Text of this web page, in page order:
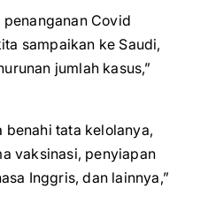
Covid
sampaikan ke Saudi,
jumlah kasus,”
benahi tata kelolanya,
vaksinasi, penyiapan
Inggris, dan lainnya,”